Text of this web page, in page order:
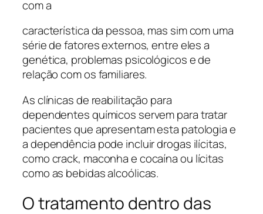
com a
característica da pessoa, mas sim com uma
série de fatores externos, entre eles a
genética, problemas psicológicos e de
relação com os familiares.
As clínicas de reabilitação para
dependentes químicos servem para tratar
pacientes que apresentam esta patologia e
a dependência pode incluir drogas ilícitas,
como crack, maconha e cocaína ou lícitas
como as bebidas alcoólicas.
O tratamento dentro das